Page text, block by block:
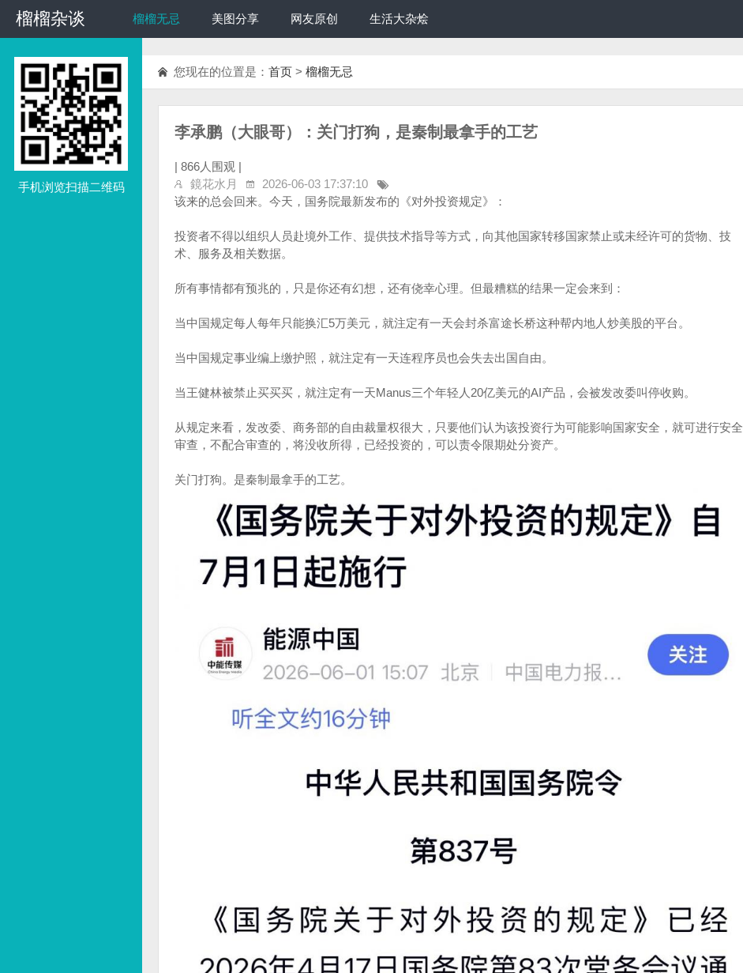
榴榴杂谈
榴榴杂谈 榴榴无忌 美图分享 网友原创 生活大杂烩
手机浏览扫描二维码
您现在的位置是： 首页 > 榴榴无忌
李承鹏（大眼哥）：关门打狗，是秦制最拿手的工艺
| 866人围观 |
鏡花水月
2026-06-03 17:37:10
该来的总会回来。今天，国务院最新发布的《对外投资规定》：
投资者不得以组织人员赴境外工作、提供技术指导等方式，向其他国家转移国家禁止或未经许可的货物、技
术、服务及相关数据。
所有事情都有预兆的，只是你还有幻想，还有侥幸心理。但最糟糕的结果一定会来到：
当中国规定每人每年只能换汇5万美元，就注定有一天会封杀富途长桥这种帮内地人炒美股的平台。
当中国规定事业编上缴护照，就注定有一天连程序员也会失去出国自由。
当王健林被禁止买买买，就注定有一天Manus三个年轻人20亿美元的AI产品，会被发改委叫停收购。
从规定来看，发改委、商务部的自由裁量权很大，只要他们认为该投资行为可能影响国家安全，就可进行安全
审查，不配合审查的，将没收所得，已经投资的，可以责令限期处分资产。
关门打狗。是秦制最拿手的工艺。